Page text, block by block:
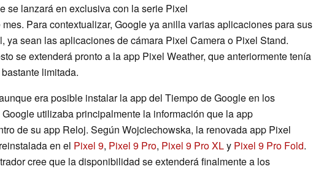
se lanzará en exclusiva con la serie Pixel
Para contextualizar, Google ya anilla varias aplicaciones para sus
ya sean las aplicaciones de cámara Pixel Camera o Pixel Stand.
se extenderá pronto a la app Pixel Weather, que anteriormente tenía
limitada.
era posible instalar la app del Tiempo de Google en los
utilizaba principalmente la información que la app
de su app Reloj. Según Wojciechowska, la renovada app Pixel
en el Pixel 9, Pixel 9 Pro, Pixel 9 Pro XLy Pixel 9 Pro Fold.
cree que la disponibilidad se extenderá finalmente a los